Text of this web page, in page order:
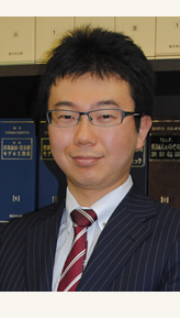
人
慰謝料 相場
書類
与
動産会社
ル
ブル 相談
メリット デメリット
売却
ブル 無料相談
ブル 越境
共有分割
続